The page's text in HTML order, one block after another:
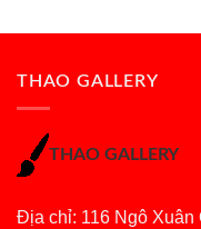
THAO GALLERY
THAO GALLERY
Địa chỉ: 116 Ngô Xuân